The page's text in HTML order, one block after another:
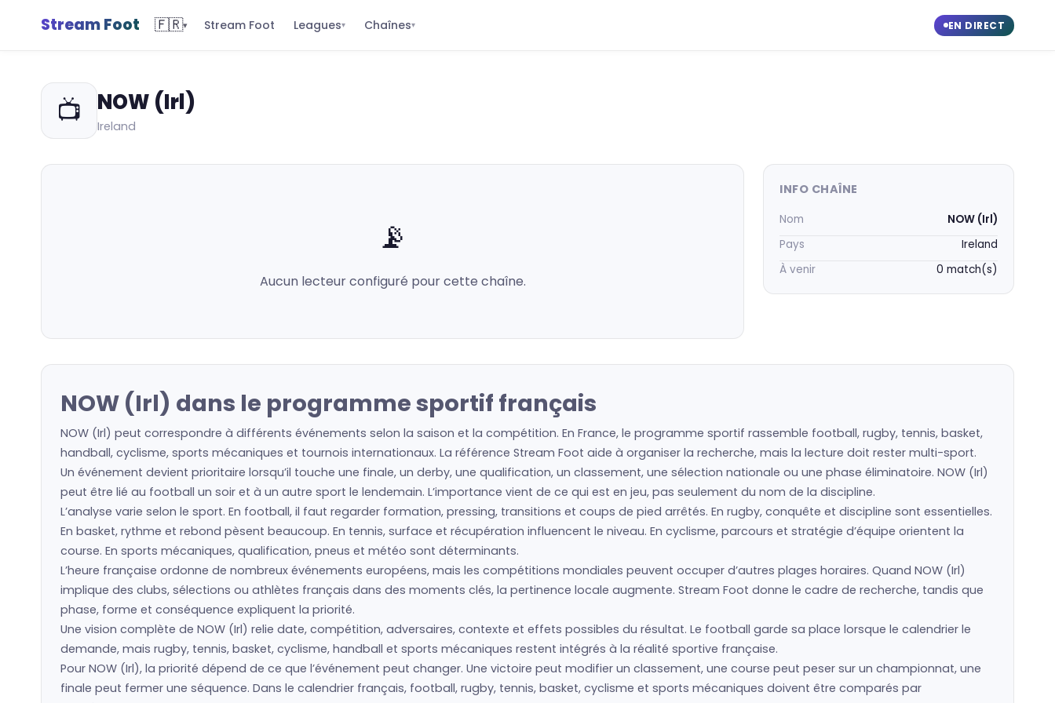
Stream Foot 🇫🇷▾ Stream Foot Leagues▾ Chaînes▾ EN DIRECT
📺 NOW (Irl)
Ireland
📡
Aucun lecteur configuré pour cette chaîne.
INFO CHAÎNE
Nom
NOW (Irl)
Pays
Ireland
À venir
0 match(s)
NOW (Irl) dans le programme sportif français
NOW (Irl) peut correspondre à différents événements selon la saison et la compétition. En France, le programme sportif rassemble football, rugby, tennis, basket,
handball, cyclisme, sports mécaniques et tournois internationaux. La référence Stream Foot aide à organiser la recherche, mais la lecture doit rester multi-sport.
Un événement devient prioritaire lorsqu’il touche une finale, un derby, une qualification, un classement, une sélection nationale ou une phase éliminatoire. NOW (Irl)
peut être lié au football un soir et à un autre sport le lendemain. L’importance vient de ce qui est en jeu, pas seulement du nom de la discipline.
L’analyse varie selon le sport. En football, il faut regarder formation, pressing, transitions et coups de pied arrêtés. En rugby, conquête et discipline sont essentielles.
En basket, rythme et rebond pèsent beaucoup. En tennis, surface et récupération influencent le niveau. En cyclisme, parcours et stratégie d’équipe orientent la
course. En sports mécaniques, qualification, pneus et météo sont déterminants.
L’heure française ordonne de nombreux événements européens, mais les compétitions mondiales peuvent occuper d’autres plages horaires. Quand NOW (Irl)
implique des clubs, sélections ou athlètes français dans des moments clés, la pertinence locale augmente. Stream Foot donne le cadre de recherche, tandis que
phase, forme et conséquence expliquent la priorité.
Une vision complète de NOW (Irl) relie date, compétition, adversaires, contexte et effets possibles du résultat. Le football garde sa place lorsque le calendrier le
demande, mais rugby, tennis, basket, cyclisme, handball et sports mécaniques restent intégrés à la réalité sportive française.
Pour NOW (Irl), la priorité dépend de ce que l’événement peut changer. Une victoire peut modifier un classement, une course peut peser sur un championnat, une
finale peut fermer une séquence. Dans le calendrier français, football, rugby, tennis, basket, cyclisme et sports mécaniques doivent être comparés par